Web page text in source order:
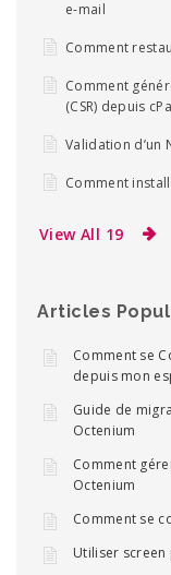
e-mail
Comment
Comment
(CSR) depuis
Validation d’un
Comment
View All 19
Articles
Comment se
depuis mon
Guide de
Octenium
Comment
Octenium
Comment se
Utiliser